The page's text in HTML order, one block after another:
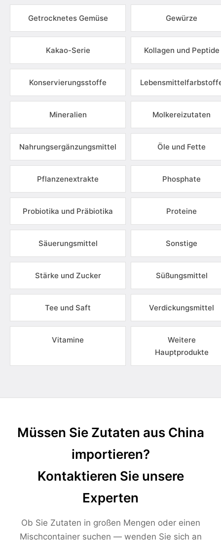
Getrocknetes Gemüse Gewürze
Kakao-Serie Kollagen und Peptide
Konservierungsstoffe
Mineralien Molkereizutaten
Nahrungsergänzungsmittel Öle und Fette
Pflanzenextrakte Phosphate
Probiotika und Präbiotika Proteine
Säuerungsmittel Sonstige
Stärke und Zucker Süßungsmittel
Tee und Saft Verdickungsmittel
Vitamine
Weitere
Hauptprodukte
Müssen Sie Zutaten aus China
importieren?
Kontaktieren Sie unsere
Experten
Ob Sie Zutaten in großen Mengen oder einen
Mischcontainer suchen — wenden Sie sich an